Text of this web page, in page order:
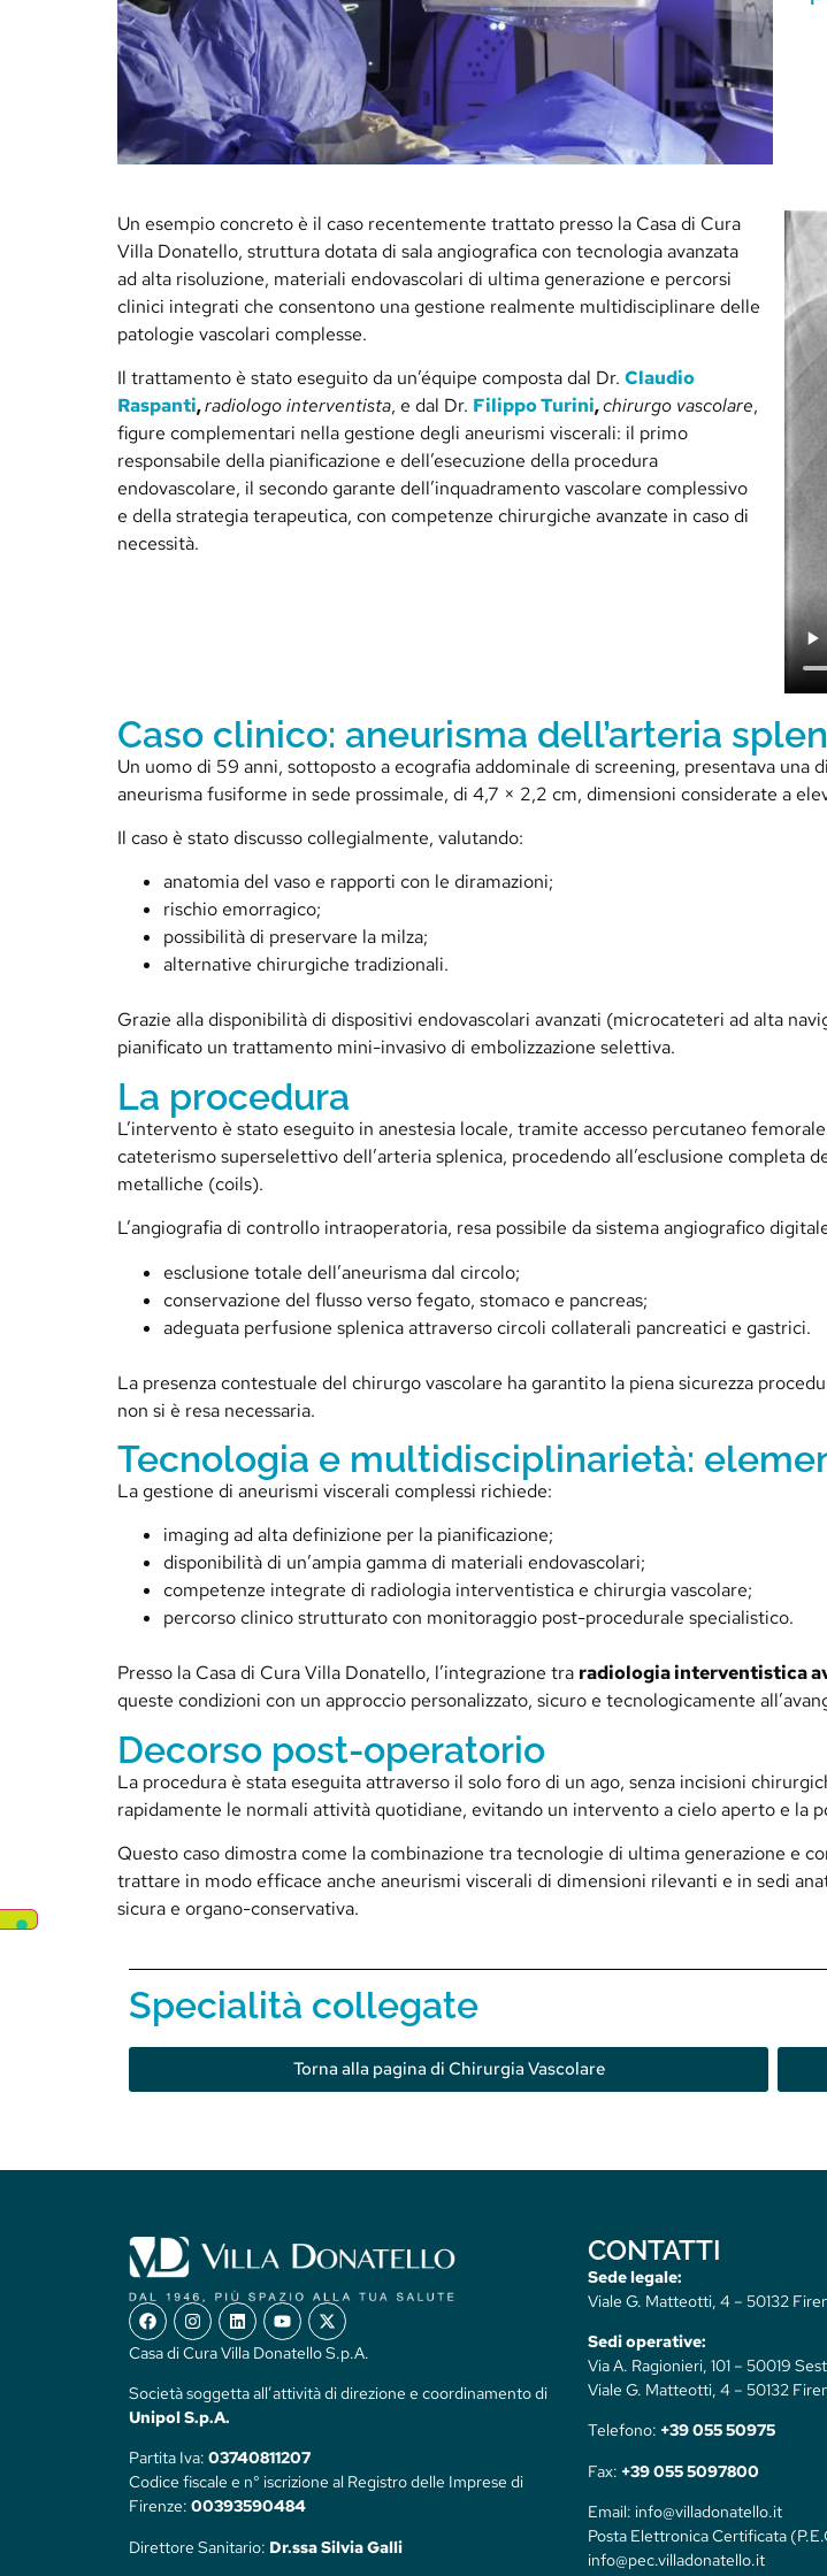
Un esempio concreto è il caso recentemente trattato presso la Casa di Cura
Villa Donatello, struttura dotata di sala angiografica con tecnologia avanzata
ad alta risoluzione, materiali endovascolari di ultima generazione e percorsi
clinici integrati che consentono una gestione realmente multidisciplinare delle
patologie vascolari complesse.
Il trattamento è stato eseguito da un’équipe composta dal Dr. Claudio
Raspanti,radiologo interventista, e dal Dr. Filippo Turini,chirurgo vascolare,
figure complementari nella gestione degli aneurismi viscerali: il primo
responsabile della pianificazione e dell’esecuzione della procedura
endovascolare, il secondo garante dell’inquadramento vascolare complessivo
e della strategia terapeutica, con competenze chirurgiche avanzate in caso di
necessità.
Caso clinico: aneurisma dell’arteria
Un uomo di 59 anni, sottoposto a ecografia addominale di screening, presentava una
aneurisma fusiforme in sede prossimale, di 4,7 × 2,2 cm, dimensioni considerate a
Il caso è stato discusso collegialmente, valutando:
anatomia del vaso e rapporti con le diramazioni;
rischio emorragico;
possibilità di preservare la milza;
alternative chirurgiche tradizionali.
Grazie alla disponibilità di dispositivi endovascolari avanzati (microcateteri ad alta
pianificato un trattamento mini-invasivo di embolizzazione selettiva.
La procedura
L’intervento è stato eseguito in anestesia locale, tramite accesso percutaneo
cateterismo superselettivo dell’arteria splenica, procedendo all’esclusione
metalliche (coils).
L’angiografia di controllo intraoperatoria, resa possibile da sistema angiografico
esclusione totale dell’aneurisma dal circolo;
conservazione del flusso verso fegato, stomaco e pancreas;
adeguata perfusione splenica attraverso circoli collaterali pancreatici e gastrici.
La presenza contestuale del chirurgo vascolare ha garantito la piena sicurezza
non si è resa necessaria.
Tecnologia e multidisciplinarietà:
La gestione di aneurismi viscerali complessi richiede:
imaging ad alta definizione per la pianificazione;
disponibilità di un’ampia gamma di materiali endovascolari;
competenze integrate di radiologia interventistica e chirurgia vascolare;
percorso clinico strutturato con monitoraggio post-procedurale specialistico.
Presso la Casa di Cura Villa Donatello, l’integrazione tra radiologia interventistica
queste condizioni con un approccio personalizzato, sicuro e tecnologicamente
Decorso post-operatorio
La procedura è stata eseguita attraverso il solo foro di un ago, senza incisioni
rapidamente le normali attività quotidiane, evitando un intervento a cielo aperto e la
Questo caso dimostra come la combinazione tra tecnologie di ultima generazione e
trattare in modo efficace anche aneurismi viscerali di dimensioni rilevanti e in sedi
sicura e organo-conservativa.
Specialità collegate
Torna alla pagina di Chirurgia Vascolare
Casa di Cura Villa Donatello S.p.A.
Società soggetta all’attività di direzione e coordinamento di
Unipol S.p.A.
Partita Iva: 03740811207
Codice fiscale e n° iscrizione al Registro delle Imprese di
Firenze: 00393590484
Direttore Sanitario: Dr.ssa Silvia Galli
CONTATTI
Sede legale:
Viale G. Matteotti, 4 – 50132
Sedi operative:
Via A. Ragionieri, 101 – 50019
Viale G. Matteotti, 4 – 50132
Telefono: +39 055 50975
Fax: +39 055 5097800
Email: info@villadonatello.it
Posta Elettronica Certificata
info@pec.villadonatello.it